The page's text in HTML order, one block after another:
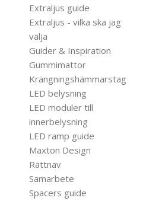
Extraljus guide
Extraljus - vilka ska jag
välja
Guider & Inspiration
Gummimattor
Krängningshämmarstag
LED belysning
LED moduler till
innerbelysning
LED ramp guide
Maxton Design
Rattnav
Samarbete
Spacers guide